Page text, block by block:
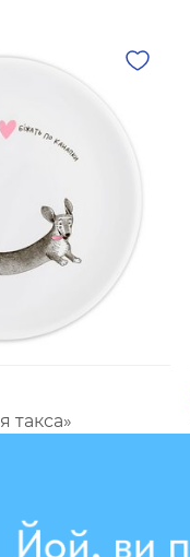
такса»